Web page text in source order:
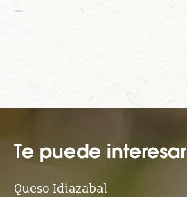
Te puede interesar
Queso Idiazabal